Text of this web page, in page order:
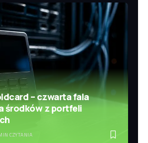
– czwarta fala
środków z portfeli
CZYTANIA